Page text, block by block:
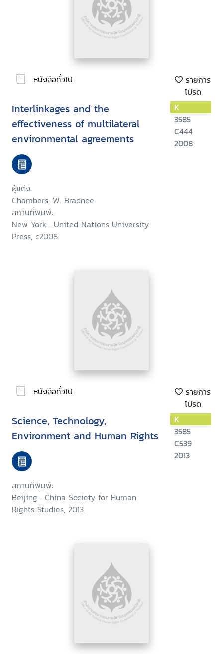
หนังสือทั่วไป
รายการ
โปรด
Interlinkages and the
effectiveness of multilateral
environmental agreements
ผู้แต่ง:
Chambers, W. Bradnee
สถานที่พิมพ์:
New York : United Nations University
Press, c2008.
K
3585
C444
2008
หนังสือทั่วไป
รายการ
โปรด
Science, Technology,
Environment and Human Rights
สถานที่พิมพ์:
Beijing : China Society for Human
Rights Studies, 2013.
K
3585
C539
2013